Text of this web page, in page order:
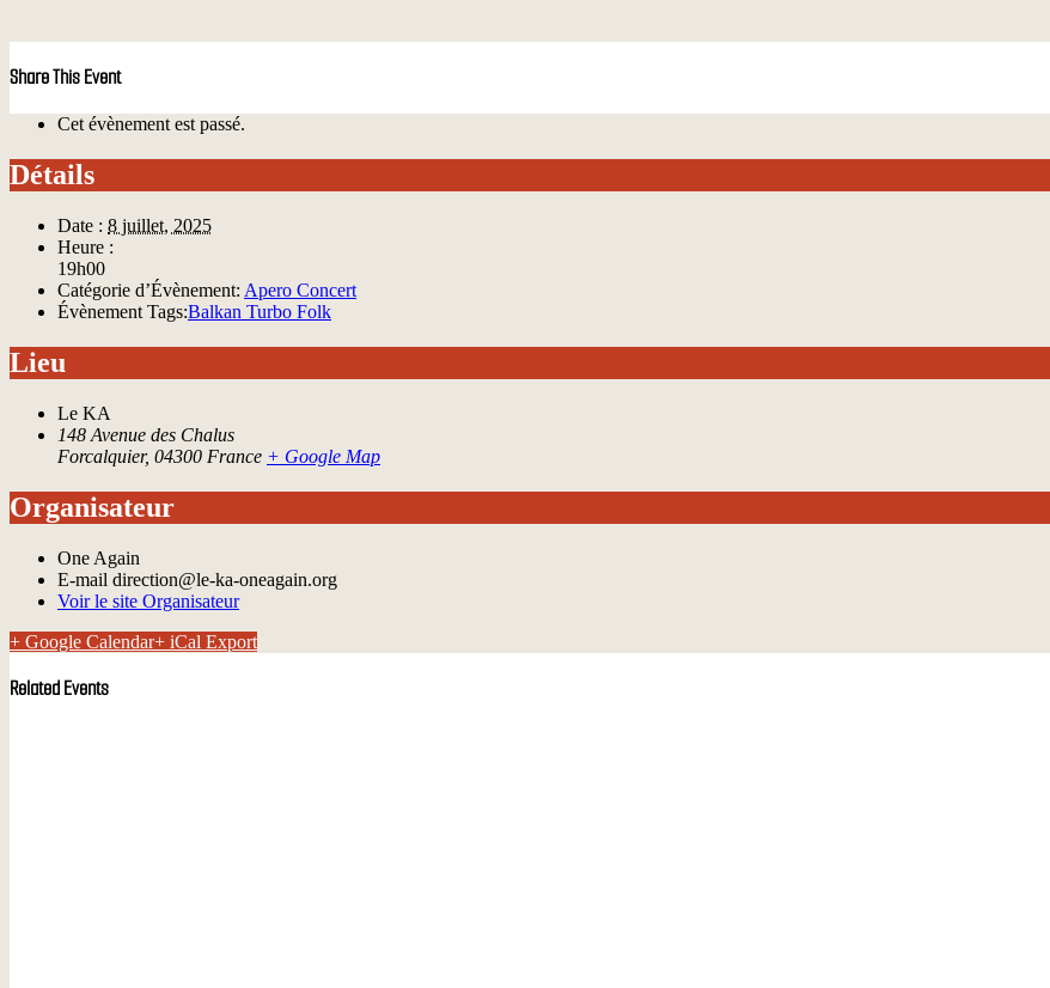
Share This Event
Cet évènement est passé.
Détails
Date : 8 juillet, 2025
Heure :
19h00
Catégorie d’Évènement: Apero Concert
Évènement Tags:Balkan Turbo Folk
Lieu
Le KA
148 Avenue des Chalus
Forcalquier, 04300 France + Google Map
Organisateur
One Again
E-mail direction@le-ka-oneagain.org
Voir le site Organisateur
+ Google Calendar+ iCal Export
Related Events